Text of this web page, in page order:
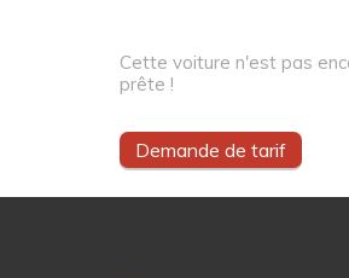
Cette voiture n'est pas
prête !
Demande de tarif